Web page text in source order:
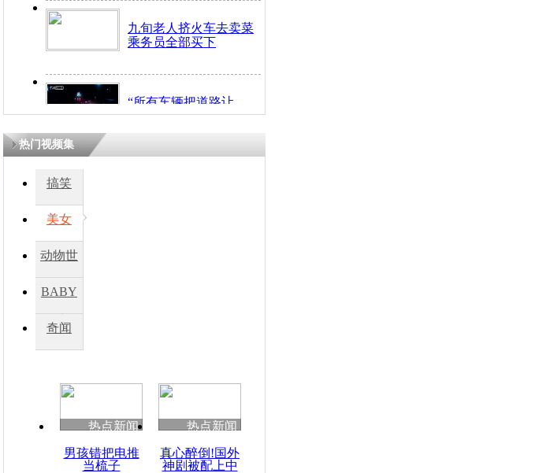
九旬老人挤火车去卖菜
乘务员全部买下
“所有车辆把道路让
开！”儿童突发疾病交
因
度苗族花山节
热门视频集
搞笑
美女
动物世
BABY
秀
奇闻
热点新闻
男孩错把电推
当梳子
热点新闻
真心醉倒!国外
神剧被配上中